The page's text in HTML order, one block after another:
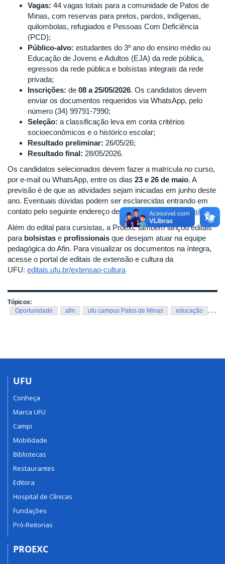
Vagas: 44 vagas totais para a comunidade de Patos de
Minas, com reservas para pretos, pardos, indígenas,
quilombolas, refugiados e Pessoas Com Deficiência
(PCD);
Público-alvo: estudantes do 3º ano do ensino médio ou
Educação de Jovens e Adultos (EJA) da rede pública,
egressos da rede pública e bolsistas integrais da rede
privada;
Inscrições: de 08 a 25/05/2026. Os candidatos devem
enviar os documentos requeridos via WhatsApp, pelo
número (34) 99791-7990;
Seleção: a classificação leva em conta critérios
socioeconômicos e o histórico escolar;
Resultado preliminar: 26/05/26;
Resultado final: 28/05/2026.
Os candidatos selecionados devem fazer a matrícula no curso,
por e-mail ou WhatsApp, entre os dias 23 e 26 de maio. A
previsão é de que as atividades sejam iniciadas em junho deste
ano. Eventuais dúvidas podem ser esclarecidas entrando em
contato pelo seguinte endereço de e-mail:
afinpatos@gmail.com
Além do edital para cursistas, a Proexc também lançou editais
para bolsistas e profissionais que desejam atuar na equipe
pedagógica do Afin. Para visualizar os documentos na íntegra,
acesse o portal de editais de extensão e cultura da
UFU: editais.ufu.br/extensao-cultura
Tópicos:
Oportunidade
afin ufu campus Patos de Minas educação
UFU
Conheça
Marca UFU
Campi
Mobilidade
Bibliotecas
Restaurantes
Editora
Hospital de Clínicas
Fundações
Pró-Reitorias
PROEXC